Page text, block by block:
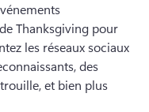
Thanksgiving pour
les réseaux sociaux
des
et bien plus